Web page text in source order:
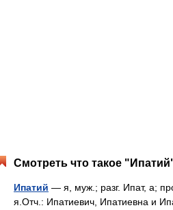
Смотреть что такое
Ипатий — я, муж.; разг. Ипат, а;
я.Отч.: Ипатиевич, Ипатиевна и